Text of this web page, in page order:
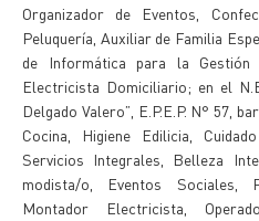
Organizador de Eventos,
Peluquería, Auxiliar de Familia
de Informática para la Gestión
Electricista Domiciliario; en el
Delgado Valero”, E.P.E.P. N° 57,
Cocina, Higiene Edilicia,
Servicios Integrales, Belleza
modista/o, Eventos Sociales,
Montador Electricista,